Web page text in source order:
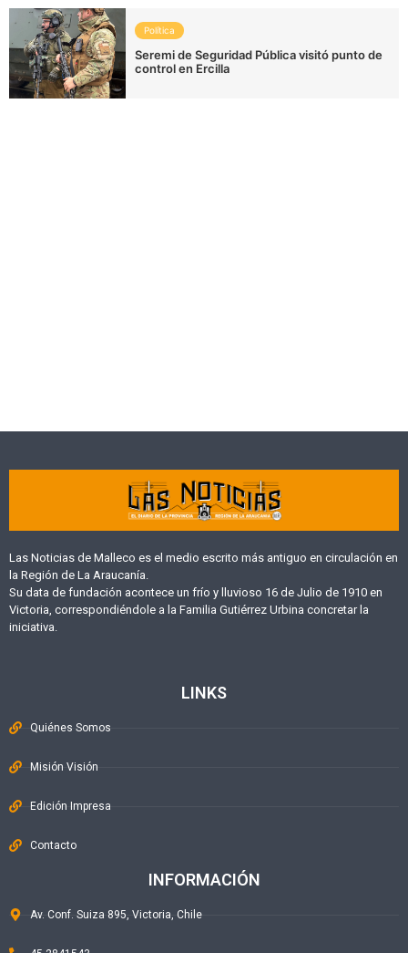
Política
Seremi de Seguridad Pública visitó punto de
control en Ercilla
Las Noticias de Malleco es el medio escrito más antiguo en circulación en
la Región de La Araucanía.
Su data de fundación acontece un frío y lluvioso 16 de Julio de 1910 en
Victoria, correspondiéndole a la Familia Gutiérrez Urbina concretar la
iniciativa.
LINKS
Quiénes Somos
Misión Visión
Edición Impresa
Contacto
INFORMACIÓN
Av. Conf. Suiza 895, Victoria, Chile